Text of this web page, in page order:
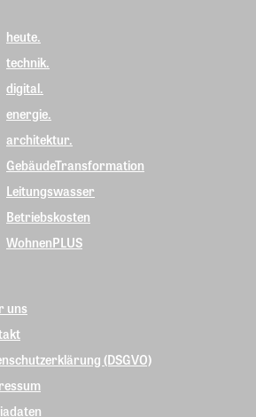
heute.
technik.
digital.
energie.
architektur.
GebäudeTransformation
Leitungswasser
Betriebskosten
WohnenPLUS
uns
(DSGVO)